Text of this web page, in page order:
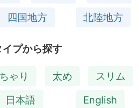
四国地方 北陸地方
イプから探す
ゃり 太め
スリム
日本語 English